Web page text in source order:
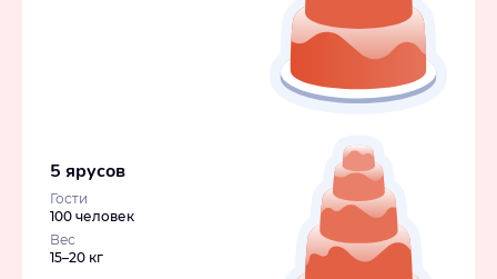
5 ярусов
Гости
100 человек
Вес
15–20 кг